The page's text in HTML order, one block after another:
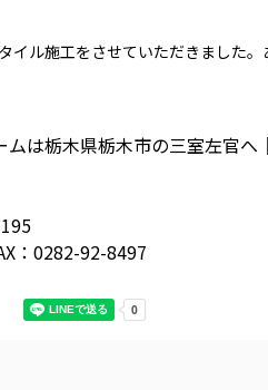
イル施工をさせていただきました。
は栃木県栃木市の三室左官へ
：0282-92-8497